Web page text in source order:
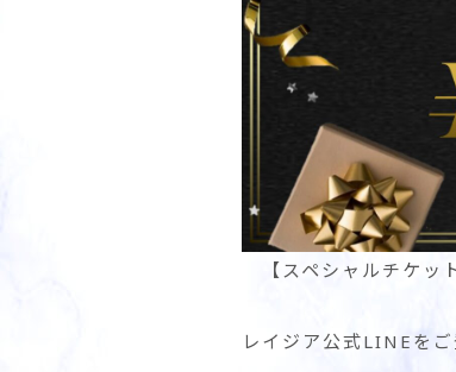
【スペシャルチケッ
レイジア公式LINEを